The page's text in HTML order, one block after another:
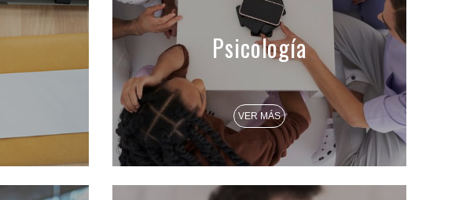
Psicología
VER MÁS